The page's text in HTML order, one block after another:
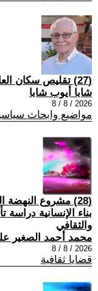
(27) تقليص سكان العالم قد يساهم في إنقاذ الكوكب
شابا أيوب شابا
2026 / 8 / 8
مواضيع وابحاث
(28) مشروع النهضة
بناء الإنسانية
والثقافي
محمد أحمد الصغير
2026 / 8 / 8
قضايا ثقافية